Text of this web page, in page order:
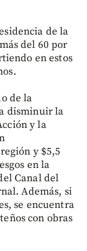
de la
del 60 por
en estos
de la
disminuir la
y la
y $5,5
en la
Canal del
Además, si
se encuentra
con obras